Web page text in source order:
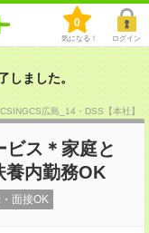
0
気になる！ ログイン
しました。
広島_14・DSS【本社】
ビス＊家庭と
養内勤務OK
面接OK